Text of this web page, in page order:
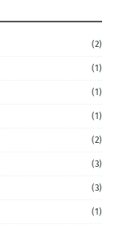
(2)
(1)
(1)
(1)
(2)
(3)
(3)
(1)